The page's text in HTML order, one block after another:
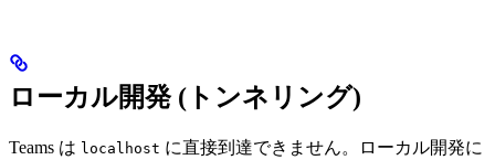
ローカル開発 (トンネリング)
Teams は localhost に直接到達できません。ローカル開発に